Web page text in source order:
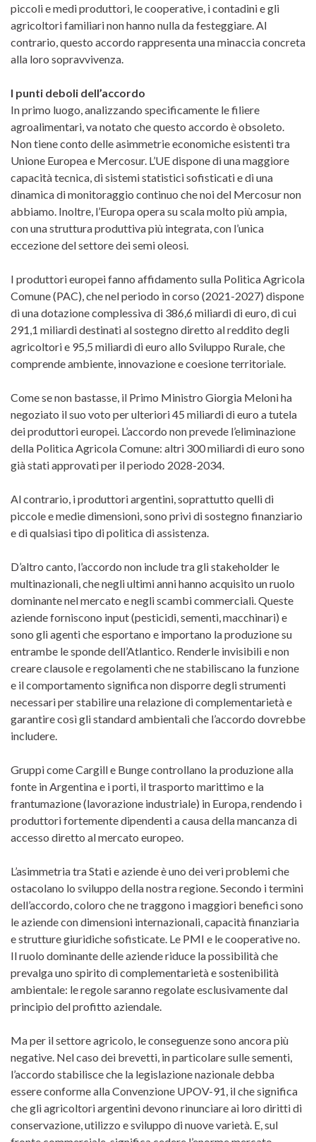
piccoli e medi produttori, le cooperative, i contadini e gli
agricoltori familiari non hanno nulla da festeggiare. Al
contrario, questo accordo rappresenta una minaccia concreta
alla loro sopravvivenza.
I punti deboli dell’accordo
In primo luogo, analizzando specificamente le filiere
agroalimentari, va notato che questo accordo è obsoleto.
Non tiene conto delle asimmetrie economiche esistenti tra
Unione Europea e Mercosur. L’UE dispone di una maggiore
capacità tecnica, di sistemi statistici sofisticati e di una
dinamica di monitoraggio continuo che noi del Mercosur non
abbiamo. Inoltre, l’Europa opera su scala molto più ampia,
con una struttura produttiva più integrata, con l’unica
eccezione del settore dei semi oleosi.
I produttori europei fanno affidamento sulla Politica Agricola
Comune (PAC), che nel periodo in corso (2021-2027) dispone
di una dotazione complessiva di 386,6 miliardi di euro, di cui
291,1 miliardi destinati al sostegno diretto al reddito degli
agricoltori e 95,5 miliardi di euro allo Sviluppo Rurale, che
comprende ambiente, innovazione e coesione territoriale.
Come se non bastasse, il Primo Ministro Giorgia Meloni ha
negoziato il suo voto per ulteriori 45 miliardi di euro a tutela
dei produttori europei. L’accordo non prevede l’eliminazione
della Politica Agricola Comune: altri 300 miliardi di euro sono
già stati approvati per il periodo 2028-2034.
Al contrario, i produttori argentini, soprattutto quelli di
piccole e medie dimensioni, sono privi di sostegno finanziario
e di qualsiasi tipo di politica di assistenza.
D’altro canto, l’accordo non include tra gli stakeholder le
multinazionali, che negli ultimi anni hanno acquisito un ruolo
dominante nel mercato e negli scambi commerciali. Queste
aziende forniscono input (pesticidi, sementi, macchinari) e
sono gli agenti che esportano e importano la produzione su
entrambe le sponde dell’Atlantico. Renderle invisibili e non
creare clausole e regolamenti che ne stabiliscano la funzione
e il comportamento significa non disporre degli strumenti
necessari per stabilire una relazione di complementarietà e
garantire così gli standard ambientali che l’accordo dovrebbe
includere.
Gruppi come Cargill e Bunge controllano la produzione alla
fonte in Argentina e i porti, il trasporto marittimo e la
frantumazione (lavorazione industriale) in Europa, rendendo i
produttori fortemente dipendenti a causa della mancanza di
accesso diretto al mercato europeo.
L’asimmetria tra Stati e aziende è uno dei veri problemi che
ostacolano lo sviluppo della nostra regione. Secondo i termini
dell’accordo, coloro che ne traggono i maggiori benefici sono
le aziende con dimensioni internazionali, capacità finanziaria
e strutture giuridiche sofisticate. Le PMI e le cooperative no.
Il ruolo dominante delle aziende riduce la possibilità che
prevalga uno spirito di complementarietà e sostenibilità
ambientale: le regole saranno regolate esclusivamente dal
principio del profitto aziendale.
Ma per il settore agricolo, le conseguenze sono ancora più
negative. Nel caso dei brevetti, in particolare sulle sementi,
l’accordo stabilisce che la legislazione nazionale debba
essere conforme alla Convenzione UPOV-91, il che significa
che gli agricoltori argentini devono rinunciare ai loro diritti di
conservazione, utilizzo e sviluppo di nuove varietà. E, sul